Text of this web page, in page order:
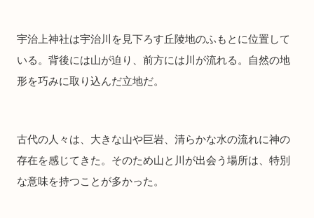
宇治上神社は宇治川を見下ろす丘陵地のふもとに位置して
いる。背後には山が迫り、前方には川が流れる。自然の地
形を巧みに取り込んだ立地だ。
古代の人々は、大きな山や巨岩、清らかな水の流れに神の
存在を感じてきた。そのため山と川が出会う場所は、特別
な意味を持つことが多かった。